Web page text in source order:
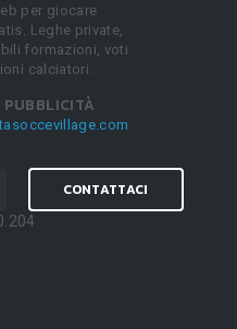
per giocare
Leghe private,
formazioni, voti
calciatori.
PUBBLICITÀ
CONTATTACI